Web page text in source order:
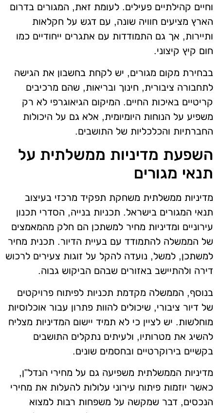
וחיים קהילתיים פעילים. לעומת זאת, המגורים בדרום
הארץ מציעים חוויה שונה, עם דגש על חקלאות
ותיירות, אך גם התמודדות עם אתגרים ייחודיים כמו
חום קיץ קיצוני.
בבחירת מקום מגורים, יש לקחת בחשבון את הגישה
לתחבורה ציבורית, חינוך ובריאות, שהם מרכיבים
קריטיים באיכות החיים. המיקום הגיאוגרפי לא רק
משפיע על הנוחות היומיומית, אלא גם על היכולות
החברתיות והכלכליות של התושבים.
השפעת מדיניות ממשלתית על
תנאי מגורים
מדיניות ממשלתית משחקת תפקיד מרכזי בעיצוב
תנאי המגורים בישראל. תכניות בנייה, הסדרי תכנון
עירוניים ומדיניות מחיר למשתכן הם חלק מהמאמצים
של הממשלה להתמודד עם בעיית הדיור. תכנית מחיר
למשתכן, למשל, נועדה להקל על זוגות צעירים לרכוש
דירה ולהתיישב באזורים שבהם הביקוש גבוה.
בנוסף, הממשלה מקדמת תכניות לפיתוח פרויקטים
של דיור ציבורי, שיכולים להוות פתרון עבור אוכלוסיות
מוחלשות. יש לציין כי לא תמיד יישום המדיניות מצליח
להשיג את מטרותיו, ולעיתים נתקלים התושבים
בקשיים בירוקרטיים ובחסמים שונים.
מדיניות הממשלתית משפיעה גם על מחירי הנדל"ן,
כאשר יוזמות פיתוח עירוני עלולות להעלות את מחירי
הנכסים, דבר שמקשה על משפחות רבות למצוא